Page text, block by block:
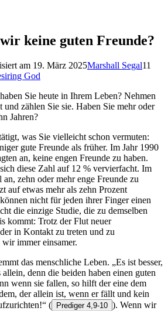
keine guten Freunde?
am 19. März 2025Marshall Segal11
God
Sie heute in Ihrem Leben? Nehmen
zählen Sie sie. Haben Sie mehr oder
Jahren?
was Sie vielleicht schon vermuten:
gute Freunde als früher. Im Jahr 1990
an, keine engen Freunde zu haben.
diese Zahl auf 12 % vervierfacht. Im
zehn oder mehr enge Freunde zu
auf etwas mehr als zehn Prozent
nicht für jeden ihrer Finger einen
die einzige Studie, die zu demselben
kommt: Trotz der Flut neuer
in Kontakt zu treten und zu
immer einsamer.
das menschliche Leben. „Es ist besser,
denn die beiden haben einen guten
wenn sie fallen, so hilft der eine dem
der allein ist, wenn er fällt und kein
( Prediger 4,9-10 ). Wenn wir